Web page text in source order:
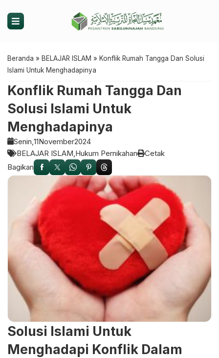
Beranda » BELAJAR ISLAM » Konflik Rumah Tangga Dan Solusi
Islami Untuk Menghadapinya
Konflik Rumah Tangga Dan
Solusi Islami Untuk
Menghadapinya
Senin, 11November2024
BELAJAR ISLAM Hukum Pernikahan
Cetak
Bagikan
Solusi Islami Untuk
Menghadapi Konflik Dalam